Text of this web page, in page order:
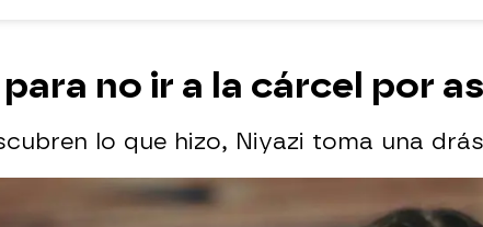
no ir a la cárcel por
lo que hizo, Niyazi toma una